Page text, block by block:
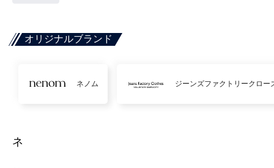
オリジナルブランド
ネノム ジーンズファクトリークロー
ネ